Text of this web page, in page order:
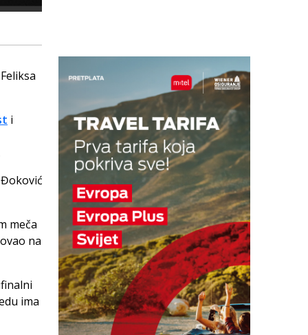
i
meča
na
ima